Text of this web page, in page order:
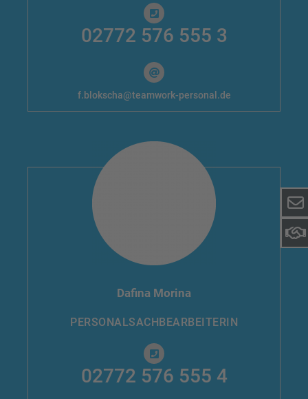
02772 576 555 3
f.blokscha@teamwork-personal.de
Dafina Morina
PERSONAL­SACHBEARBEITERIN
02772 576 555 4